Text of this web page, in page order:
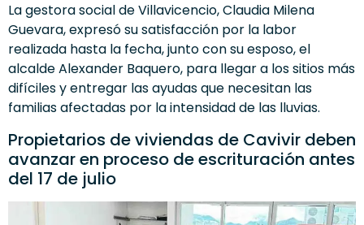
La gestora social de Villavicencio, Claudia Milena
Guevara, expresó su satisfacción por la labor
realizada hasta la fecha, junto con su esposo, el
alcalde Alexander Baquero, para llegar a los sitios más
difíciles y entregar las ayudas que necesitan las
familias afectadas por la intensidad de las lluvias.
Propietarios de viviendas de Cavivir deben
avanzar en proceso de escrituración antes
del 17 de julio